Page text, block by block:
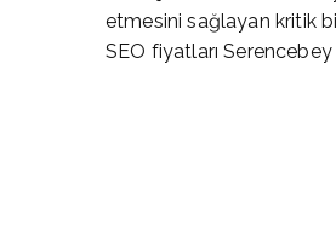
etmesini sağlayan kritik
SEO fiyatları